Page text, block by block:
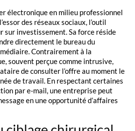
électronique en milieu professionnel
des réseaux sociaux, l’outil
investissement. Sa force réside
directement le bureau du
Contrairement à la
souvent perçue comme intrusive,
de consulter l’offre au moment le
de travail. En respectant certaines
par e-mail, une entreprise peut
en une opportunité d’affaires